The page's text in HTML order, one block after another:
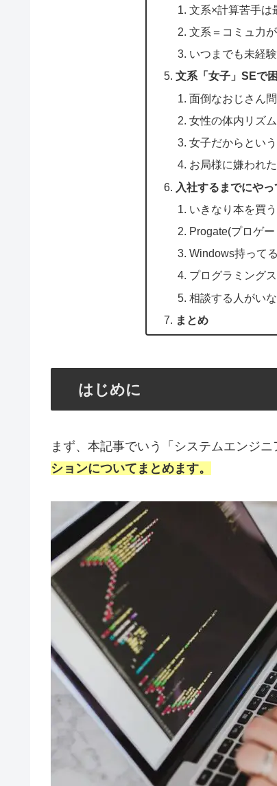
文系×計算苦手は
文系＝コミュ力
いつまでも未経
文系「女子」SEで
面倒なおじさん
女性の体内リズ
女子だからとい
お局様に嫌われ
入社するまでにや
いきなり本を買
Progate(プロゲ
Windows持って
プログラミング
相談する人がい
まとめ
はじめに
まず、本記事でいう「システムエンジニ
ションについてまとめます。